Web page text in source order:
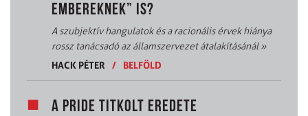
EMBEREKNEK” IS?
A szubjektív hangulatok és a racionális érvek hiánya
rossz tanácsadó az államszervezet átalakításánál»
HACK PÉTER
/ BELFÖLD
A PRIDE TITKOLT EREDETE